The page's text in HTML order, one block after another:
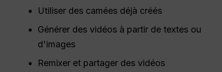
Utiliser des camées déjà créés
Générer des vidéos à partir de textes ou
d'images
Remixer et partager des vidéos